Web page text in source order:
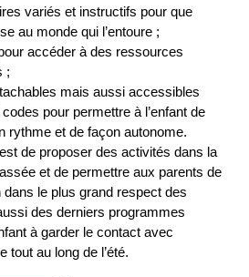
variés et instructifs pour que
au monde qui l’entoure ;
accéder à des ressources
;
mais aussi accessibles
pour permettre à l’enfant de
rythme et de façon autonome.
de proposer des activités dans la
et de permettre aux parents de
le plus grand respect des
des derniers programmes
à garder le contact avec
tout au long de l’été.